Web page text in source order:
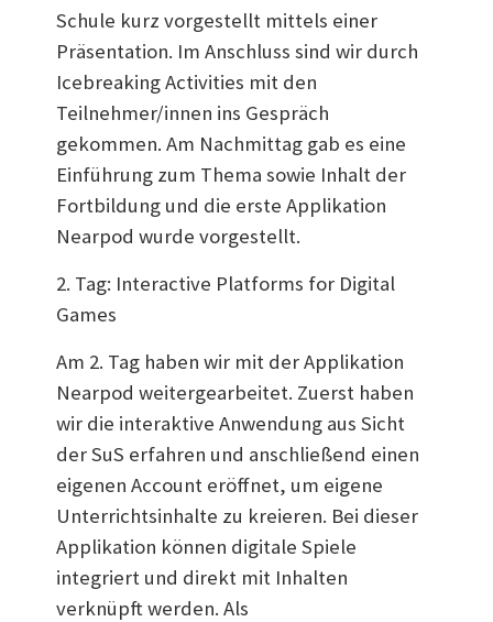
Schule kurz vorgestellt mittels einer
Präsentation. Im Anschluss sind wir durch
Icebreaking Activities mit den
Teilnehmer/innen ins Gespräch
gekommen. Am Nachmittag gab es eine
Einführung zum Thema sowie Inhalt der
Fortbildung und die erste Applikation
Nearpod wurde vorgestellt.
2. Tag: Interactive Platforms for Digital
Games
Am 2. Tag haben wir mit der Applikation
Nearpod weitergearbeitet. Zuerst haben
wir die interaktive Anwendung aus Sicht
der SuS erfahren und anschließend einen
eigenen Account eröffnet, um eigene
Unterrichtsinhalte zu kreieren. Bei dieser
Applikation können digitale Spiele
integriert und direkt mit Inhalten
verknüpft werden. Als